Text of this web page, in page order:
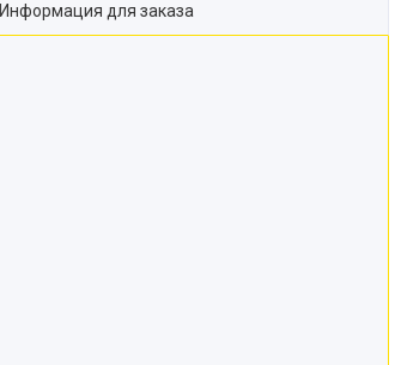
Информация для заказа